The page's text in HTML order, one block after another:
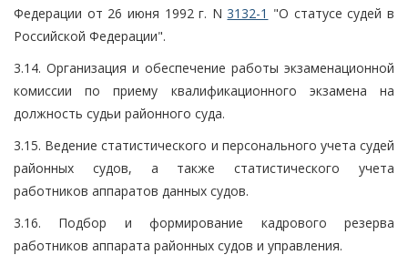
Федерации от 26 июня 1992 г. N3132-1 "О статусе судей в
Российской Федерации".
3.14. Организация и обеспечение работы экзаменационной
комиссии по приему квалификационного экзамена на
должность судьи районного суда.
3.15. Ведение статистического и персонального учета судей
районных судов, а также статистического учета
работников аппаратов данных судов.
3.16. Подбор и формирование кадрового резерва
работников аппарата районных судов и управления.